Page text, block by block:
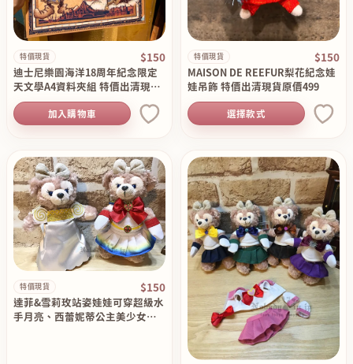
特價現貨 $150
迪士尼樂園海洋18周年紀念限定
天文學A4資料夾組 特價出清現貨
原價290
加入購物車
特價現貨 $150
MAISON DE REEFUR梨花紀念娃
娃吊飾 特價出清現貨原價499
選擇款式
特價現貨 $150
達菲&雪莉玫站姿娃娃可穿超級水
手月亮、西蕾妮蒂公主美少女戰